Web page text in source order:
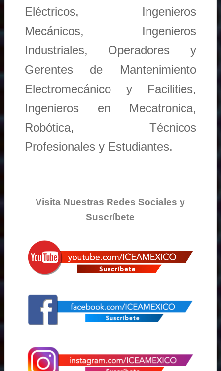
Eléctricos, Ingenieros
Mecánicos, Ingenieros
Industriales, Operadores y
Gerentes de Mantenimiento
Electromecánico y Facilities,
Ingenieros en Mecatronica,
Robótica, Técnicos
Profesionales y Estudiantes.
Visita Nuestras Redes Sociales y
Suscríbete